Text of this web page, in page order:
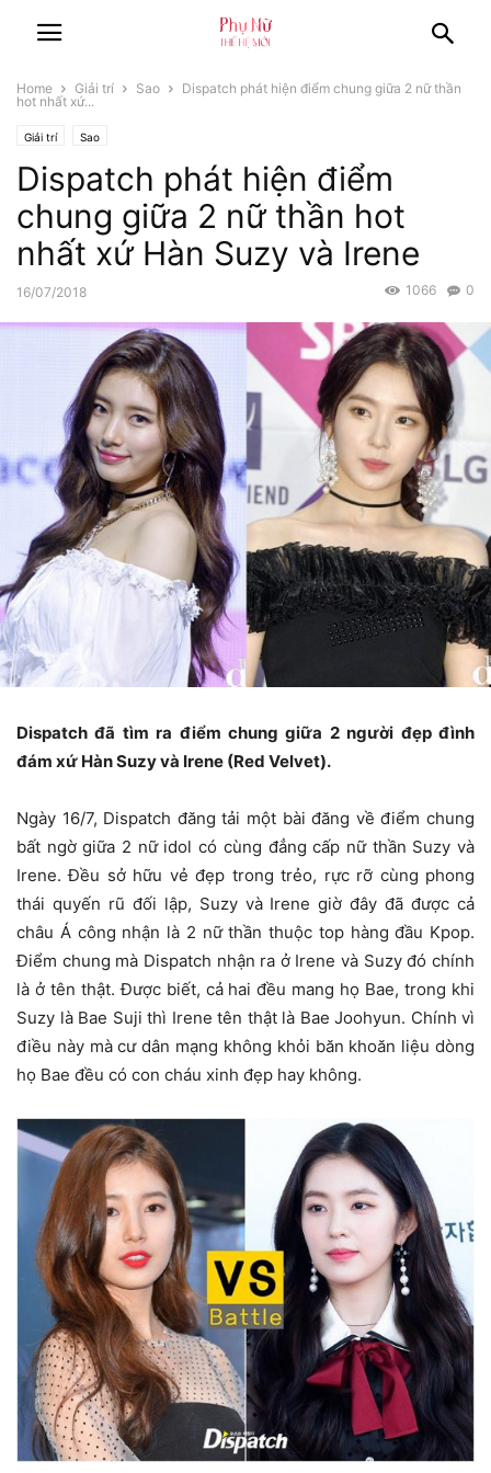
Home Giải trí Sao
Dispatch phát hiện điểm chung giữa 2 nữ thần
hot nhất xứ...
Giải trí Sao
Dispatch phát hiện điểm
chung giữa 2 nữ thần hot
nhất xứ Hàn Suzy và Irene
16/07/2018 0
1066
Dispatch đã tìm ra điểm chung giữa 2 người đẹp đình
đám xứ Hàn Suzy và Irene (Red Velvet).
Ngày 16/7, Dispatch đăng tải một bài đăng về điểm chung
bất ngờ giữa 2 nữ idol có cùng đẳng cấp nữ thần Suzy và
Irene. Đều sở hữu vẻ đẹp trong trẻo, rực rỡ cùng phong
thái quyến rũ đối lập, Suzy và Irene giờ đây đã được cả
châu Á công nhận là 2 nữ thần thuộc top hàng đầu Kpop.
Điểm chung mà Dispatch nhận ra ở Irene và Suzy đó chính
là ở tên thật. Được biết, cả hai đều mang họ Bae, trong khi
Suzy là Bae Suji thì Irene tên thật là Bae Joohyun. Chính vì
điều này mà cư dân mạng không khỏi băn khoăn liệu dòng
họ Bae đều có con cháu xinh đẹp hay không.